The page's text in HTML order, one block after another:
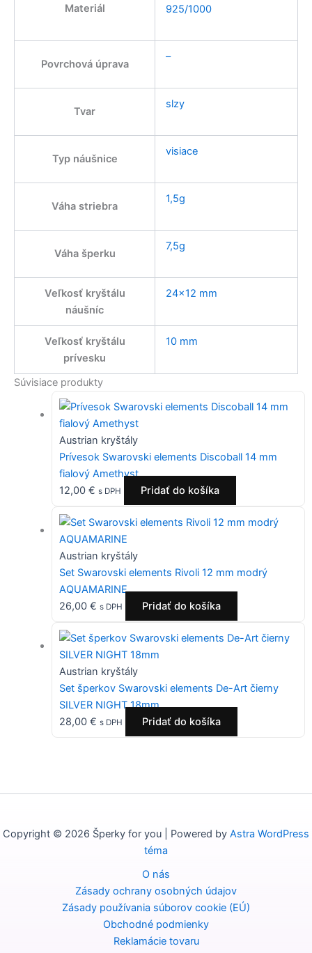
Materiál
925/1000
Povrchová úprava
–
Tvar
slzy
Typ náušnice
visiace
Váha striebra
1,5g
Váha šperku
7,5g
Veľkosť kryštálu
náušníc
24×12 mm
Veľkosť kryštálu
prívesku
10 mm
Súvisiace produkty
Austrian kryštály
Prívesok Swarovski elements Discoball 14 mm
fialový Amethyst
12,00 € s DPH Pridať do košíka
Austrian kryštály
Set Swarovski elements Rivoli 12 mm modrý
AQUAMARINE
26,00 € s DPH Pridať do košíka
Austrian kryštály
Set šperkov Swarovski elements De-Art čierny
SILVER NIGHT 18mm
28,00 € s DPH Pridať do košíka
Copyright © 2026 Šperky for you | Powered by Astra WordPress
téma
O nás
Zásady ochrany osobných údajov
Zásady používania súborov cookie (EÚ)
Obchodné podmienky
Reklamácie tovaru